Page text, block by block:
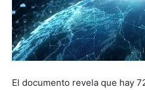
El documento revela que hay